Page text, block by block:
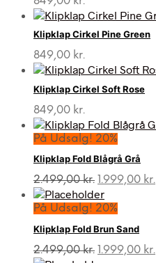
Klipklap Cirkel Pine Green
849,00 kr.
Klipklap Cirkel Soft Rose
849,00 kr.
På Udsalg! 20%
Klipklap Fold Blågrå Grå
2.499,00kr. Den
oprindelige
pris
2.499,00 kr..
1.999,00 kr.
På Udsalg! 20%
Klipklap Fold Brun Sand
2.499,00kr. Den
1.999,00 kr.